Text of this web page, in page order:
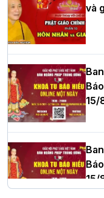
Hòa thượng Thích
cử Trưởng BTS
Phòng nhiệm kỳ
Thượng tọa Thích
cử tân Trưởng ban
Hà Nội: Tăng Ni
và
15/
15/